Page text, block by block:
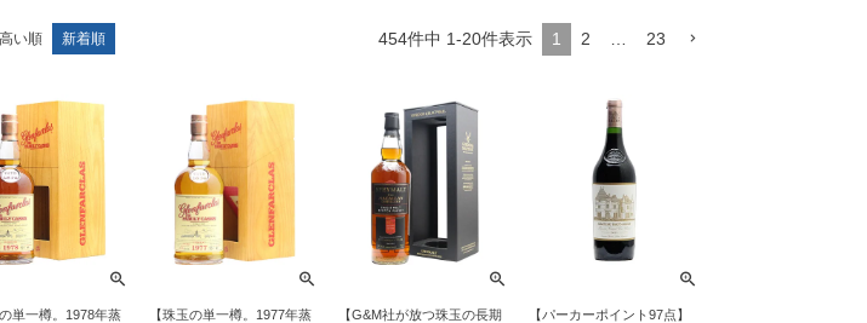
い順 新着順 454件中 1-20件表示 1 2 23
の単一樽。1978年蒸
【珠玉の単一樽。1977年蒸
【G&M社が放つ珠玉の長期
【パーカーポイント97点】